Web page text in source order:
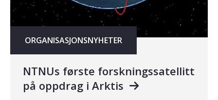
ORGANISASJONSNYHETER
NTNUs første forskningssatellitt
på oppdrag i Arktis